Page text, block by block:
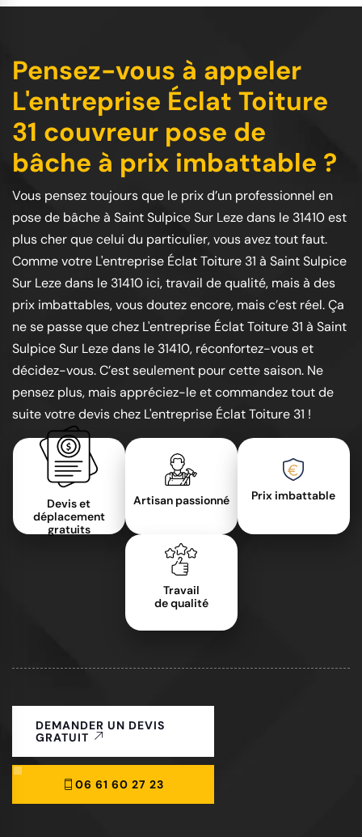
Pensez-vous à appeler
L'entreprise Éclat Toiture
31 couvreur pose de
bâche à prix imbattable ?
Vous pensez toujours que le prix d’un professionnel en
pose de bâche à Saint Sulpice Sur Leze dans le 31410 est
plus cher que celui du particulier, vous avez tout faut.
Comme votre L'entreprise Éclat Toiture 31 à Saint Sulpice
Sur Leze dans le 31410 ici, travail de qualité, mais à des
prix imbattables, vous doutez encore, mais c’est réel. Ça
ne se passe que chez L'entreprise Éclat Toiture 31 à Saint
Sulpice Sur Leze dans le 31410, réconfortez-vous et
décidez-vous. C’est seulement pour cette saison. Ne
pensez plus, mais appréciez-le et commandez tout de
suite votre devis chez L'entreprise Éclat Toiture 31 !
Devis et
déplacement
gratuits
Artisan passionné Prix imbattable
Travail
de qualité
DEMANDER UN DEVIS
GRATUIT
06 61 60 27 23